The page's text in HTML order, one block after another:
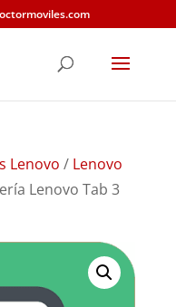
Lenovo / Lenovo
Lenovo Tab 3